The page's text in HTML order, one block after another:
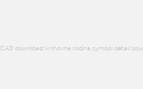
CAD download: knihovna rodina symbol detail